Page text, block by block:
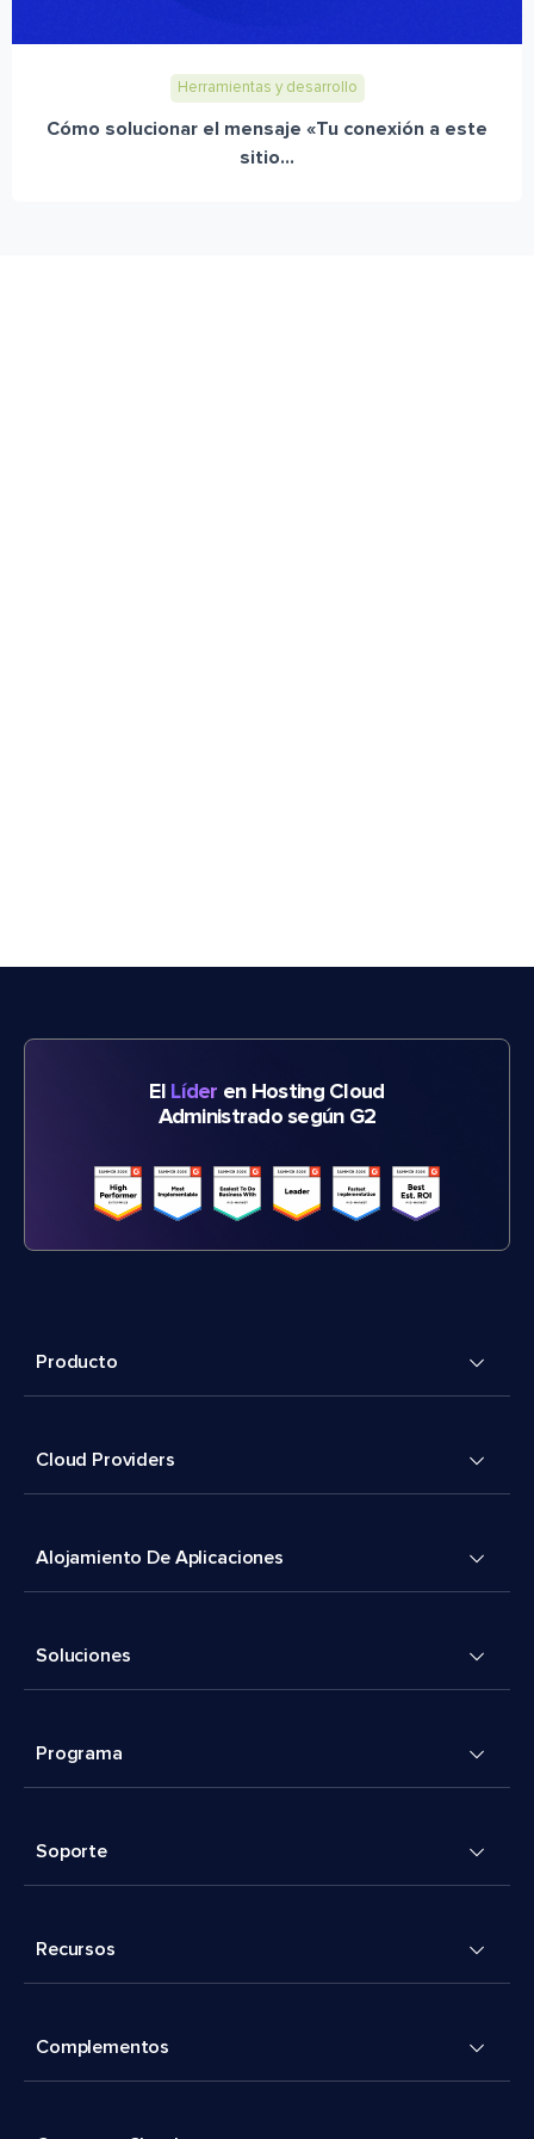
Herramientas y desarrollo
Cómo solucionar el mensaje «Tu conexión a este
sitio...
El Líder en Hosting Cloud
Administrado según G2
Producto
Cloud Providers
Alojamiento De Aplicaciones
Soluciones
Programa
Soporte
Recursos
Complementos